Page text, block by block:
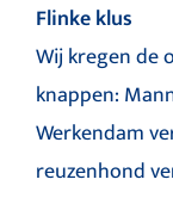
Flinke klus
Wij kregen de
knappen:
Werkendam
reuzenhond